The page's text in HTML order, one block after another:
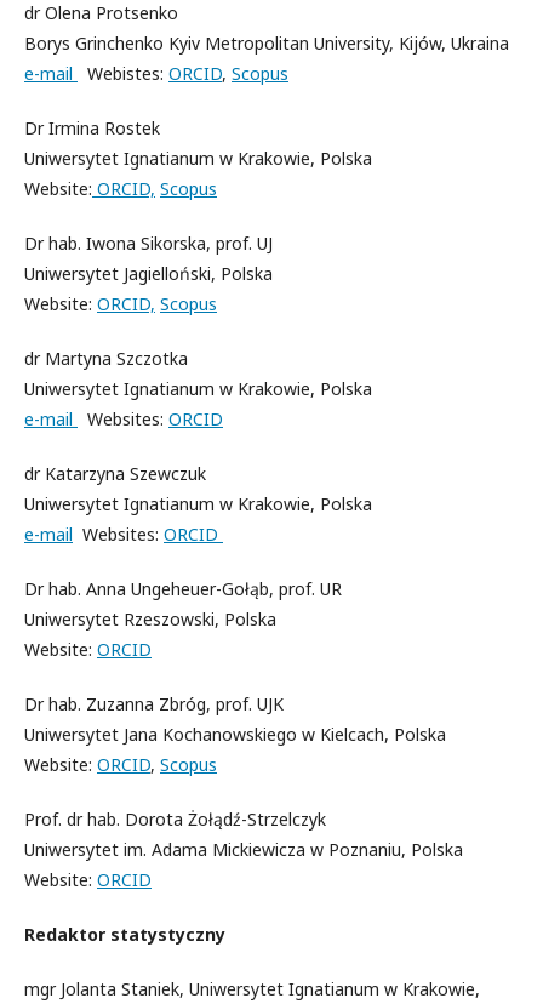
dr Olena Protsenko
Borys Grinchenko Kyiv Metropolitan University, Kijów, Ukraina
e-mail
Webistes: ORCID, Scopus
Dr Irmina Rostek
Uniwersytet Ignatianum w Krakowie, Polska
Website: ORCID, Scopus
Dr hab. Iwona Sikorska, prof. UJ
Uniwersytet Jagielloński, Polska
Website: ORCID, Scopus
dr Martyna Szczotka
Uniwersytet Ignatianum w Krakowie, Polska
e-mail
Websites: ORCID
dr Katarzyna Szewczuk
Uniwersytet Ignatianum w Krakowie, Polska
e-mail Websites: ORCID
Dr hab. Anna Ungeheuer-Gołąb, prof. UR
Uniwersytet Rzeszowski, Polska
Website: ORCID
Dr hab. Zuzanna Zbróg, prof. UJK
Uniwersytet Jana Kochanowskiego w Kielcach, Polska
Website: ORCID, Scopus
Prof. dr hab. Dorota Żołądź-Strzelczyk
Uniwersytet im. Adama Mickiewicza w Poznaniu, Polska
Website: ORCID
Redaktor statystyczny
mgr Jolanta Staniek, Uniwersytet Ignatianum w Krakowie,